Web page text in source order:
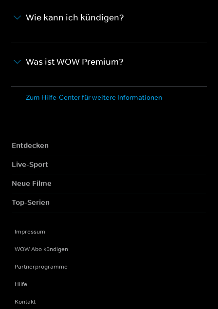
Wie kann ich kündigen?
Was ist WOW Premium?
Zum Hilfe-Center für weitere Informationen
Entdecken
Live-Sport
Neue Filme
Top-Serien
Impressum
WOW Abo kündigen
Partnerprogramme
Hilfe
Kontakt